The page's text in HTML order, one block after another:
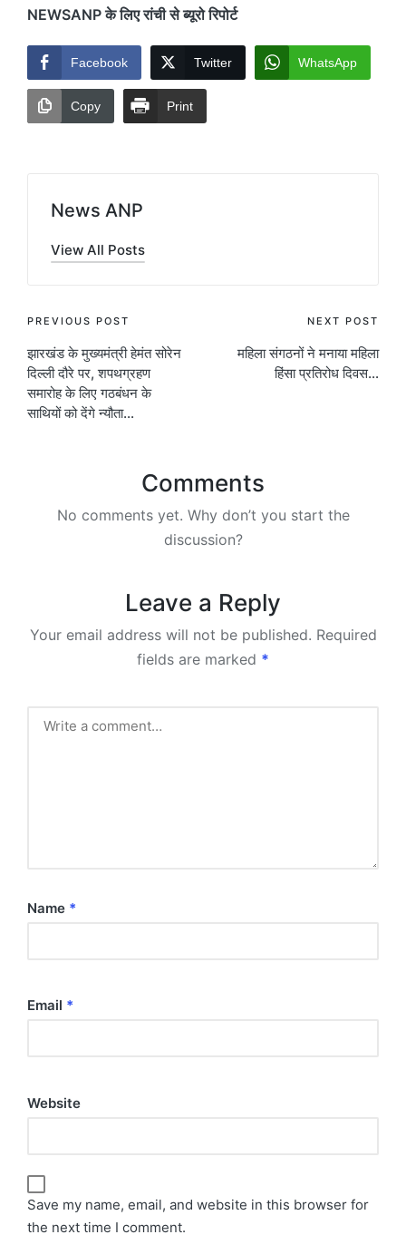
NEWSANP के लिए रांची से ब्यूरो रिपोर्ट
Facebook Twitter WhatsApp
Copy Print
News ANP
View All Posts
Post
navigation
PREVIOUS POST
झारखंड के मुख्यमंत्री हेमंत सोरेन
दिल्ली दौरे पर, शपथग्रहण
समारोह के लिए गठबंधन के
साथियों को देंगे न्यौता…
NEXT POST
महिला संगठनों ने मनाया महिला
हिंसा प्रतिरोध दिवस…
Comments
No comments yet. Why don’t you start the
discussion?
Leave a Reply
Your email address will not be published. Required
fields are marked *
Name *
Email *
Website
Save my name, email, and website in this browser for
the next time I comment.